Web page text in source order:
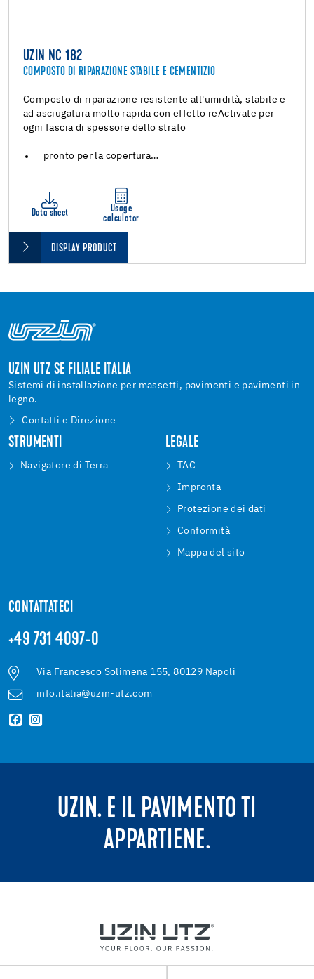
UZIN NC 182
COMPOSTO DI RIPARAZIONE STABILE E CEMENTIZIO
Composto di riparazione resistente all'umidità, stabile e
ad asciugatura molto rapida con effetto reActivate per
ogni fascia di spessore dello strato
pronto per la copertura…
Data sheet
Usage
calculator
DISPLAY PRODUCT
UZIN UTZ SE FILIALE ITALIA
Sistemi di installazione per massetti, pavimenti e pavimenti in
legno.
Contatti e Direzione
STRUMENTI
Navigatore di Terra
LEGALE
TAC
Impronta
Protezione dei dati
Conformità
Mappa del sito
CONTATTATECI
+49 731 4097-0
Via Francesco Solimena 155, 80129 Napoli
info.italia@uzin-utz.com
UZIN. E IL PAVIMENTO TI
APPARTIENE.